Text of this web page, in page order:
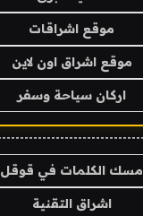
موقع اشراقات
موقع اشراق اون لاين
اركان سياحة وسفر
مسك الكلمات في قوقل
اشراق التقنية